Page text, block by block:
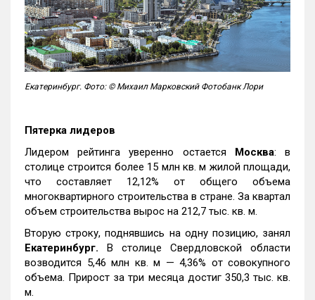
Екатеринбург. Фото: © Михаил Марковский Фотобанк Лори
Пятерка лидеров
Лидером рейтинга уверенно остается
Москва: в
столице строится более 15 млн кв. м жилой площади,
что составляет 12,12% от общего объема
многоквартирного строительства в стране. За квартал
объем строительства вырос на 212,7 тыс. кв. м.
Вторую строку, поднявшись на одну позицию, занял
Екатеринбург.
В столице Свердловской области
возводится 5,46 млн кв. м — 4,36% от совокупного
объема. Прирост за три месяца достиг 350,3 тыс. кв.
м.